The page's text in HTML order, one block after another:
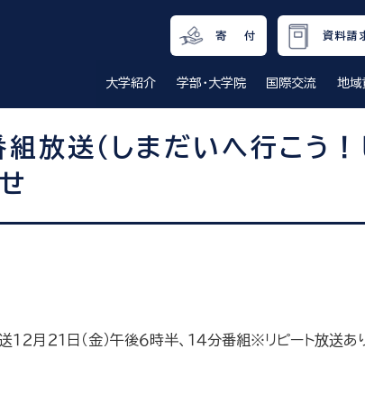
寄 付 資料請
大学紹介 学部・大学院 国際交流 地域
放送（しまだいへ行こう
１２月２１日（金）午後６時半、１４分番組※リピート放